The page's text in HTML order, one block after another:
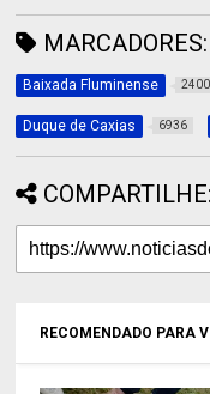
MARCADORES:
Baixada Fluminense 2400
Duque de Caxias 6936
COMPARTILHE:
RECOMENDADO PARA